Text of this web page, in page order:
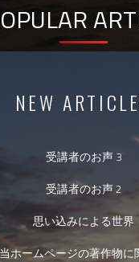
NEW
受講者のお声 3
受講者のお声 2
思い込みによる世界
当ホームページの著作物に